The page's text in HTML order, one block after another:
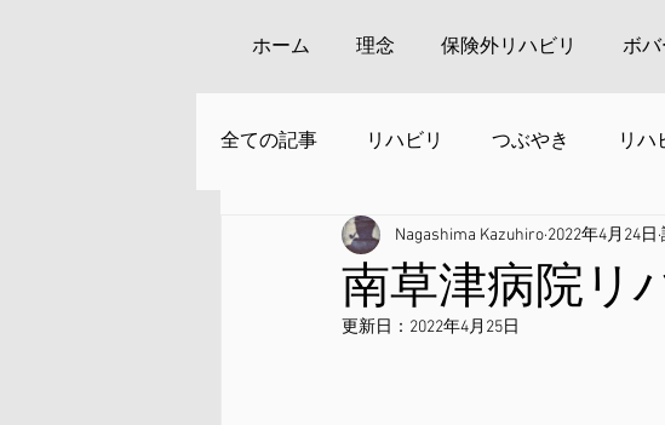
ホーム 理念 保険外リハビリ ボバ
全ての記事 リハビリ つぶやき リハ
安来周辺の観光
南草津病院リ
Nagashima Kazuhiro 2022年4月24日
更新日： 2022年4月25日